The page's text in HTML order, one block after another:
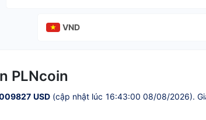
VND
PLNcoin
USD(cập nhật lúc 16:43:00 08/08/2026).